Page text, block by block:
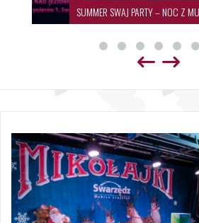
SUMMER SWAJ PARTY – NOC Z